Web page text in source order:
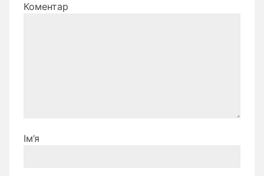
Коментар
Ім’я